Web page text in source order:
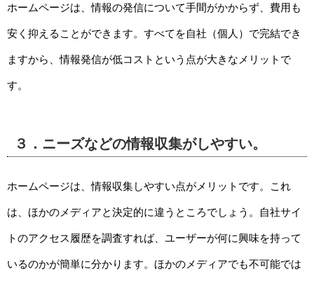
ホームページは、情報の発信について手間がかからず、費用も
安く抑えることができます。すべてを自社（個人）で完結でき
ますから、情報発信が低コストという点が大きなメリットで
す。
３．ニーズなどの情報収集がしやすい。
ホームページは、情報収集しやすい点がメリットです。これ
は、ほかのメディアと決定的に違うところでしょう。自社サイ
トのアクセス履歴を調査すれば、ユーザーが何に興味を持って
いるのかが簡単に分かります。ほかのメディアでも不可能では